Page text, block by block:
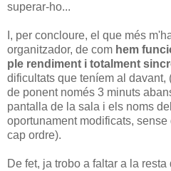
superar-ho...
I, per concloure, el que més
organitzador, de com hem
ple rendiment i totalment
dificultats que teníem al davant,
de ponent només 3 minuts
pantalla de la sala i els noms
oportunament modificats,
cap ordre).
De fet, ja trobo a faltar a la